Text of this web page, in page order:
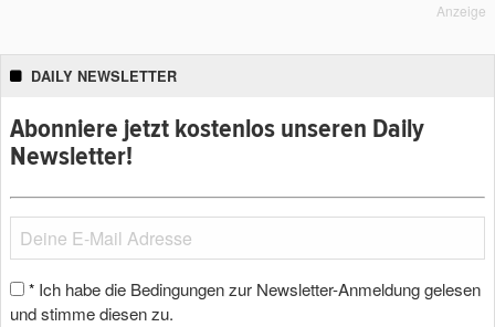
Anzeige
DAILY NEWSLETTER
Abonniere jetzt kostenlos unseren Daily
Newsletter!
* Ich habe die Bedingungen zur Newsletter-Anmeldung gelesen
und stimme diesen zu.